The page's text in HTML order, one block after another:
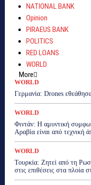
NATIONAL BANK
Opinion
PIRAEUS BANK
POLITICS
RED LOANS
WORLD
More
WORLD
Γερμανία: Drones
WORLD
Φιντάν: Η αμυντική
Αραβία είναι από
WORLD
Τουρκία: Ζητεί από τη
στις επιθέσεις στα